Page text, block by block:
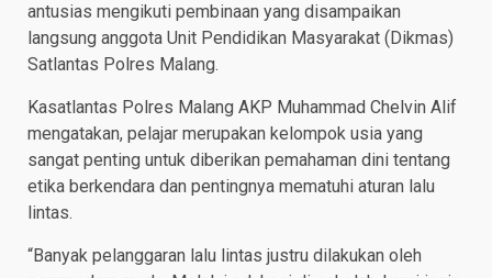
antusias mengikuti pembinaan yang disampaikan
langsung anggota Unit Pendidikan Masyarakat (Dikmas)
Satlantas Polres Malang.
Kasatlantas Polres Malang AKP Muhammad Chelvin Alif
mengatakan, pelajar merupakan kelompok usia yang
sangat penting untuk diberikan pemahaman dini tentang
etika berkendara dan pentingnya mematuhi aturan lalu
lintas.
“Banyak pelanggaran lalu lintas justru dilakukan oleh